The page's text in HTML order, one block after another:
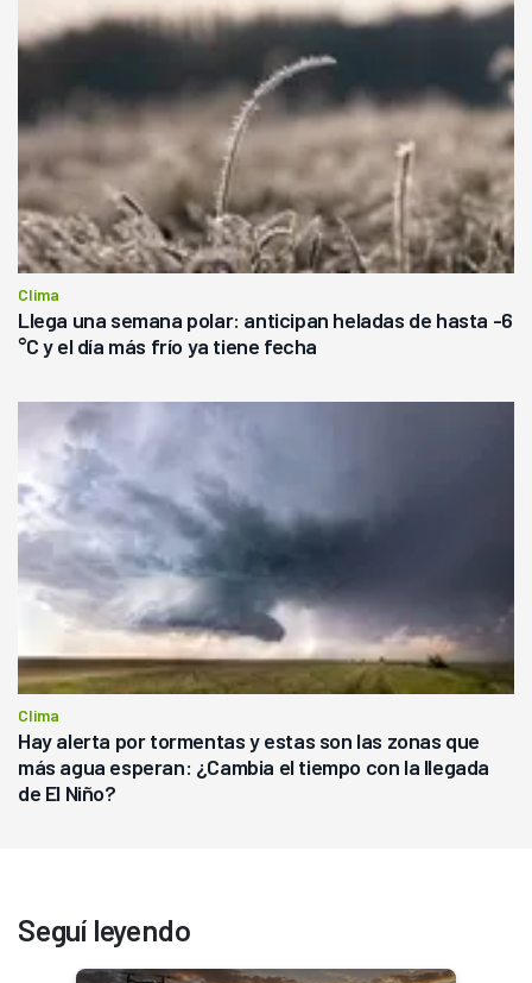
Clima
Llega una semana polar: anticipan heladas de hasta -6
°C y el día más frío ya tiene fecha
Clima
Hay alerta por tormentas y estas son las zonas que
más agua esperan: ¿Cambia el tiempo con la llegada
de El Niño?
Seguí leyendo